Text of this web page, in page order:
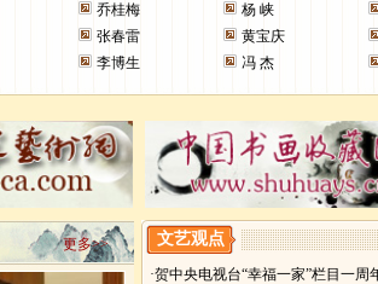
乔桂梅
杨 峡
张春雷
黄宝庆
李博生 冯 杰
更多>> 文艺观点
·贺中央电视台“幸福一家”栏目一周